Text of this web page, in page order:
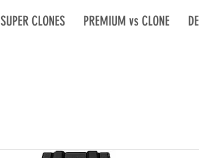
SUPER CLONES PREMIUM vs CLONE